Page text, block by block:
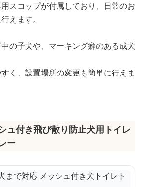
スコップが付属しており、日常のお
えます。
の子犬や、マーキング癖のある成犬
く、設置場所の変更も簡単に行えま
ュ付き飛び散り防止犬用トイレ
ー